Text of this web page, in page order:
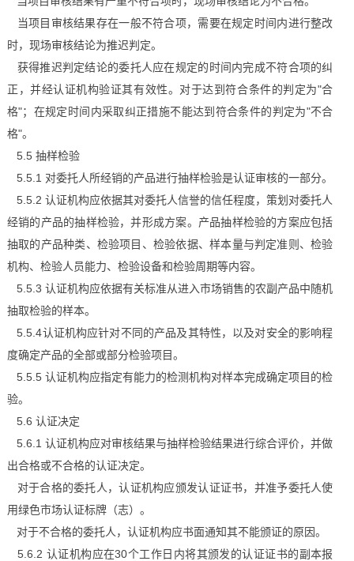
当项目审核结果存在一般不符合项，需要在规定时间内进行整改
时，现场审核结论为推迟判定。
获得推迟判定结论的委托人应在规定的时间内完成不符合项的纠
正，并经认证机构验证其有效性。对于达到符合条件的判定为"合
格"；在规定时间内采取纠正措施不能达到符合条件的判定为"不合
格"。
5.5 抽样检验
5.5.1 对委托人所经销的产品进行抽样检验是认证审核的一部分。
5.5.2 认证机构应依据其对委托人信誉的信任程度，策划对委托人
经销的产品的抽样检验，并形成方案。产品抽样检验的方案应包括
抽取的产品种类、检验项目、检验依据、样本量与判定准则、检验
机构、检验人员能力、检验设备和检验周期等内容。
5.5.3 认证机构应依据有关标准从进入市场销售的农副产品中随机
抽取检验的样本。
5.5.4认证机构应针对不同的产品及其特性，以及对安全的影响程
度确定产品的全部或部分检验项目。
5.5.5 认证机构应指定有能力的检测机构对样本完成确定项目的检
验。
5.6 认证决定
5.6.1 认证机构应对审核结果与抽样检验结果进行综合评价，并做
出合格或不合格的认证决定。
对于合格的委托人，认证机构应颁发认证证书，并准予委托人使
用绿色市场认证标牌（志）。
对于不合格的委托人，认证机构应书面通知其不能颁证的原因。
5.6.2 认证机构应在30个工作日内将其颁发的认证证书的副本报